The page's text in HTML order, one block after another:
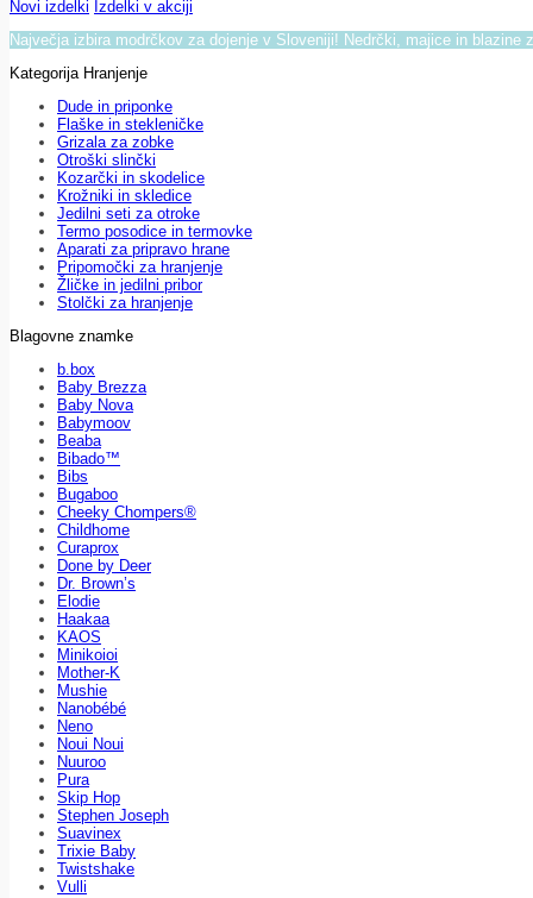
Novi izdelki Izdelki v akciji
Največja izbira modrčkov za dojenje v Sloveniji! Nedrčki, majice in blazine
Kategorija Hranjenje
Dude in priponke
Flaške in stekleničke
Grizala za zobke
Otroški slinčki
Kozarčki in skodelice
Krožniki in skledice
Jedilni seti za otroke
Termo posodice in termovke
Aparati za pripravo hrane
Pripomočki za hranjenje
Žličke in jedilni pribor
Stolčki za hranjenje
Blagovne znamke
b.box
Baby Brezza
Baby Nova
Babymoov
Beaba
Bibado™
Bibs
Bugaboo
Cheeky Chompers®
Childhome
Curaprox
Done by Deer
Dr. Brown’s
Elodie
Haakaa
KAOS
Minikoioi
Mother-K
Mushie
Nanobébé
Neno
Noui Noui
Nuuroo
Pura
Skip Hop
Stephen Joseph
Suavinex
Trixie Baby
Twistshake
Vulli